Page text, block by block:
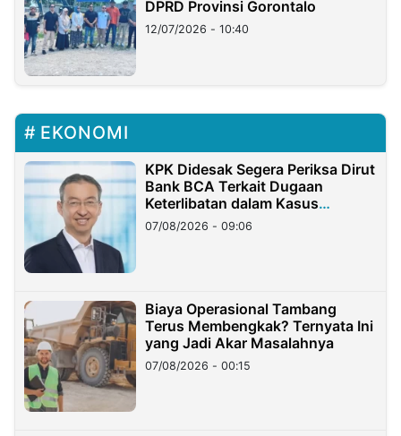
DPRD Provinsi Gorontalo
12/07/2026 - 10:40
EKONOMI
KPK Didesak Segera Periksa Dirut
Bank BCA Terkait Dugaan
Keterlibatan dalam Kasus
Hilangnya Dana Nasabah Rp2,58
Miliar
07/08/2026 - 09:06
Biaya Operasional Tambang
Terus Membengkak? Ternyata Ini
yang Jadi Akar Masalahnya
07/08/2026 - 00:15